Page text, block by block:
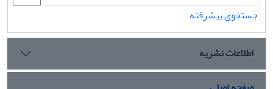
جستجوی پیشرفته
اطلاعات نشریه